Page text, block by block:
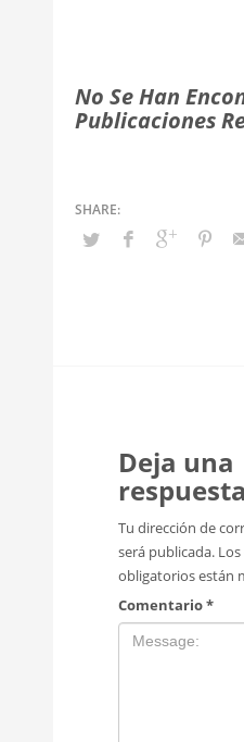
No Se Han
Publicaciones
Deja una
respuesta
Tu dirección de
será publicada.
obligatorios están
Comentario*